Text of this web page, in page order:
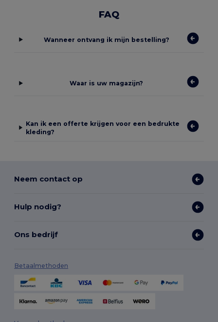
FAQ
Wanneer ontvang ik mijn bestelling?
Waar is uw magazijn?
Kan ik een offerte krijgen voor een bedrukte
kleding?
Neem contact op
Hulp nodig?
Ons bedrijf
Betaalmethoden